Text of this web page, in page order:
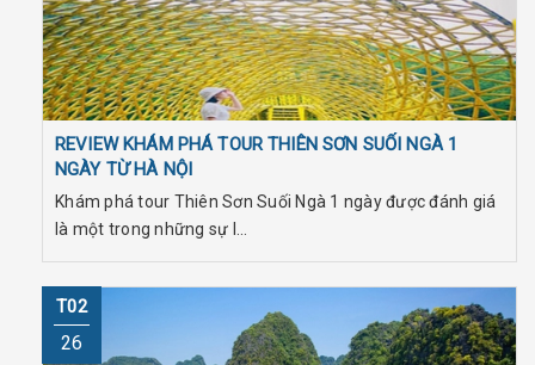
REVIEW KHÁM PHÁ TOUR THIÊN SƠN SUỐI NGÀ 1
NGÀY TỪ HÀ NỘI
Khám phá tour Thiên Sơn Suối Ngà 1 ngày được đánh giá
là một trong những sự l...
T02
26